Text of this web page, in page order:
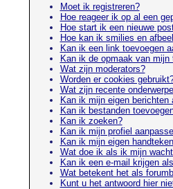
Moet ik registreren?
Hoe reageer ik op al een
Hoe start ik een nieuwe
Hoe kan ik smilies en
Kan ik een link toevoegen
Kan ik de opmaak van mijn
Wat zijn moderators?
Worden er cookies
Wat zijn recente
Kan ik mijn eigen berichten
Kan ik bestanden
Kan ik zoeken?
Kan ik mijn profiel
Kan ik mijn eigen
Wat doe ik als ik mijn
Kan ik een e-mail krijgen
Wat betekent het als
Kunt u het antwoord hier